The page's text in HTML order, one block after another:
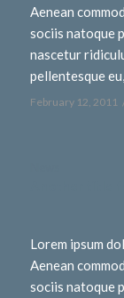
Aenean
sociis natoque
nascetur
pellentesque
February 12, 2011
Lorem ipsum
Aenean
sociis natoque